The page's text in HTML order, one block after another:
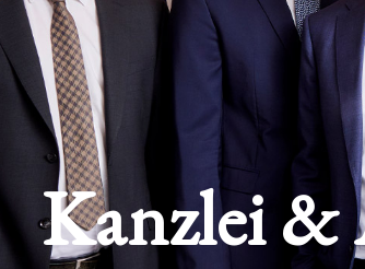
Kanzlei &